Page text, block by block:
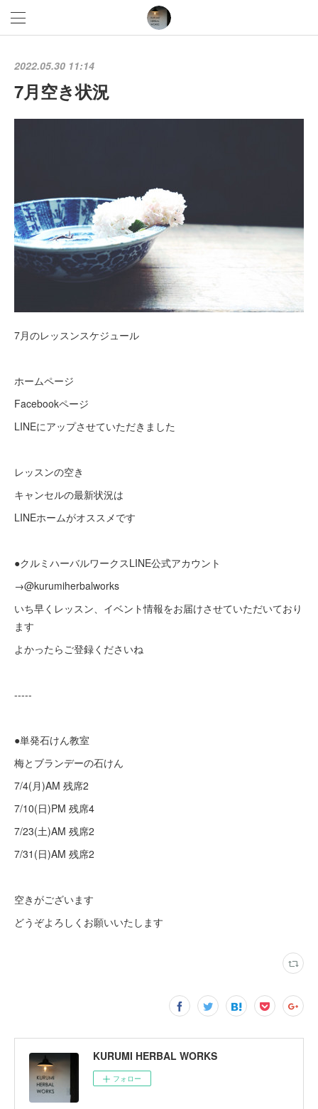
2022.05.30 11:14
7月空き状況
7月のレッスンスケジュール
ホームページ
Facebookページ
LINEにアップさせていただきました
レッスンの空き
キャンセルの最新状況は
LINEホームがオススメです
●クルミハーバルワークスLINE公式アカウント
→@kurumiherbalworks
いち早くレッスン、イベント情報をお届けさせていただいており
ます
よかったらご登録くださいね
-----
●単発石けん教室
梅とブランデーの石けん
7/4(月)AM 残席2
7/10(日)PM 残席4
7/23(土)AM 残席2
7/31(日)AM 残席2
空きがございます
どうぞよろしくお願いいたします
KURUMI HERBAL WORKS
フォロー